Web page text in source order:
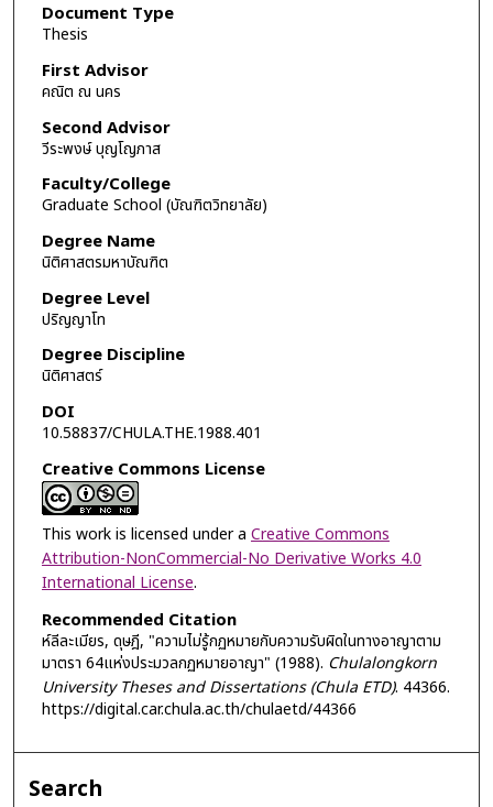
Document Type
Thesis
First Advisor
คณิต ณ นคร
Second Advisor
วีระพงษ์ บุญโญภาส
Faculty/College
Graduate School (บัณฑิตวิทยาลัย)
Degree Name
นิติศาสตรมหาบัณฑิต
Degree Level
ปริญญาโท
Degree Discipline
นิติศาสตร์
DOI
10.58837/CHULA.THE.1988.401
Creative Commons License
This work is licensed under a Creative Commons
Attribution-NonCommercial-No Derivative Works 4.0
International License.
Recommended Citation
ห์ลีละเมียร, ดุษฎี, "ความไม่รู้กฏหมายกับความรับผิดในทางอาญาตาม
มาตรา 64แห่งประมวลกฏหมายอาญา" (1988). Chulalongkorn
University Theses and Dissertations (Chula ETD). 44366.
https://digital.car.chula.ac.th/chulaetd/44366
Search